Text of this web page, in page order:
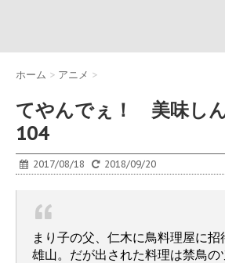
ホーム > アニメ >
てやんでぇ！ 美味し
104
2017/08/18 2018/09/20
まり子の父、仁木に鳥料理屋に招
雄山。だが出された料理は禁鳥の